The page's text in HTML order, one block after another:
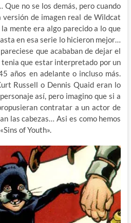
no se los demás, pero cuando
versión de imagen real de Wildcat
mente era algo parecido a lo que
en esa serie lo hicieron mejor…
que acababan de dejar el
que estar interpretado por un
años en adelante o incluso más.
Russell o Dennis Quaid eran lo
así, pero imagino que si a
contratar a un actor de
las cabezas… Asi es como hemos
of Youth».